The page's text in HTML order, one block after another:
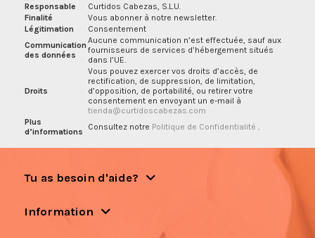
Responsable
Curtidos Cabezas, S.L.U.
Finalité
Vous abonner à notre newsletter.
Légitimation
Consentement
Communication
des données
Aucune communication n’est effectuée, sauf aux
fournisseurs de services d’hébergement situés
dans l’UE.
Droits
Vous pouvez exercer vos droits d’accès, de
rectification, de suppression, de limitation,
d’opposition, de portabilité, ou retirer votre
consentement en envoyant un e-mail à
tienda@curtidoscabezas.com
Plus
d’informations
Consultez notre Politique de Confidentialité
Tu as besoin d'aide?
Information